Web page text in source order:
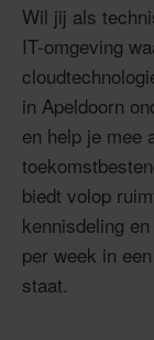
Wil jij als
IT-omgeving
in Apeldoorn
en help je mee
biedt volop
kennisdeling
per week in
staat.